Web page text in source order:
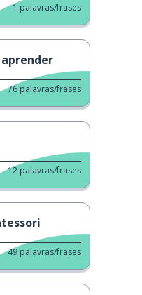
1 palavras/frases
76 palavras/frases
12 palavras/frases
49 palavras/frases